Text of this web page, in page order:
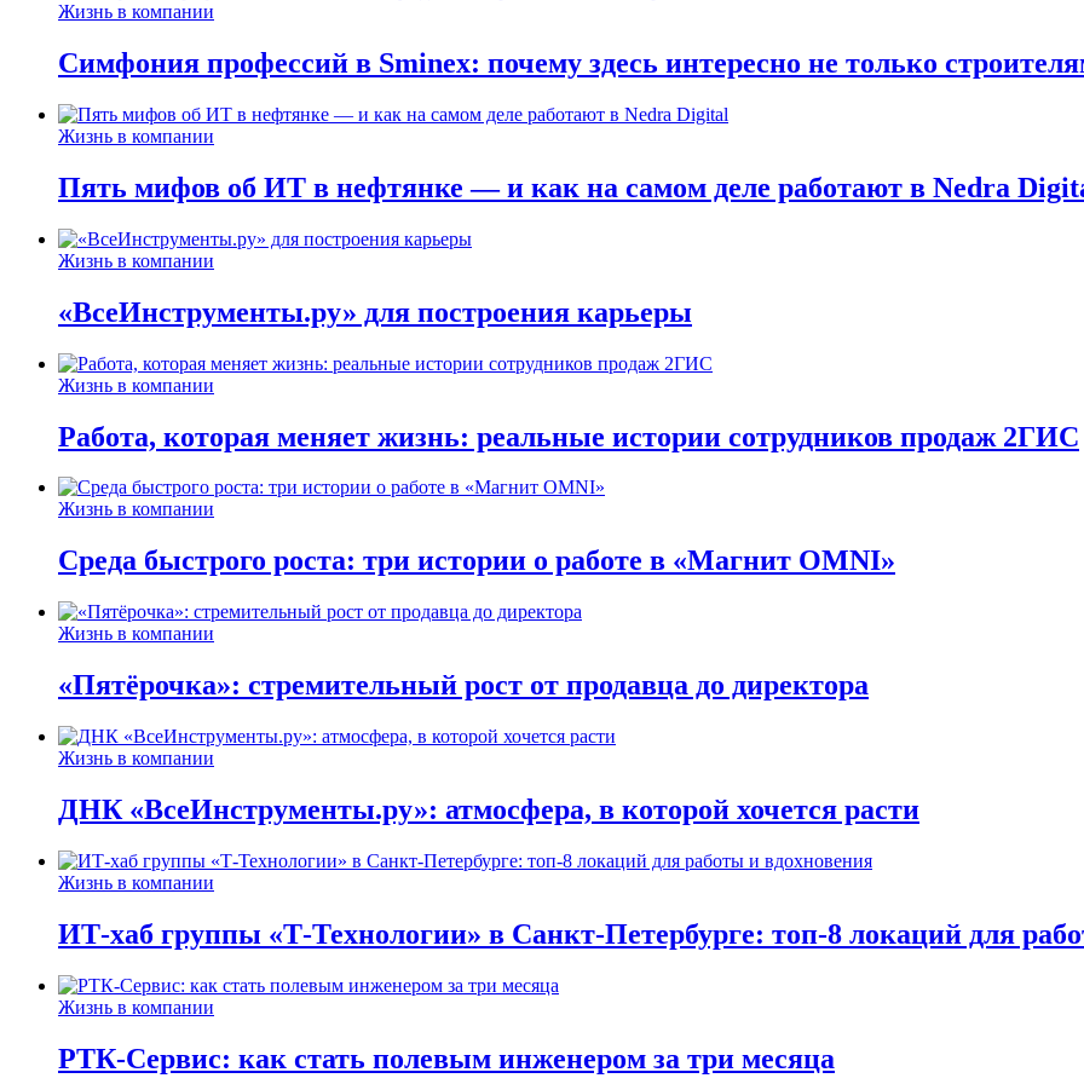
Жизнь в компании
Симфония профессий в Sminex: почему здесь интересно не только
Жизнь в компании
Пять мифов об ИТ в нефтянке — и как на самом деле работают в Nedra
Жизнь в компании
«ВсеИнструменты.ру» для построения карьеры
Жизнь в компании
Работа, которая меняет жизнь: реальные истории сотрудников продаж 2ГИС
Жизнь в компании
Среда быстрого роста: три истории о работе в «Магнит OMNI»
Жизнь в компании
«Пятёрочка»: стремительный рост от продавца до директора
Жизнь в компании
ДНК «ВсеИнструменты.ру»: атмосфера, в которой хочется расти
Жизнь в компании
ИТ-хаб группы «Т-Технологии» в Санкт-Петербурге: топ-8 локаций для
Жизнь в компании
РТК-Сервис: как стать полевым инженером за три месяца